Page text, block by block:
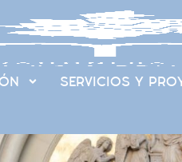
SERVICIOS Y